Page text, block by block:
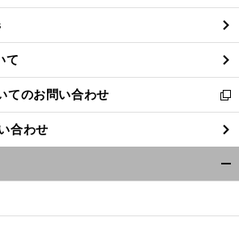
ン
ド
ウ
で
開
く
て
のお問い合わせ
新
し
い
ウ
ィ
ン
ウ
合わせ